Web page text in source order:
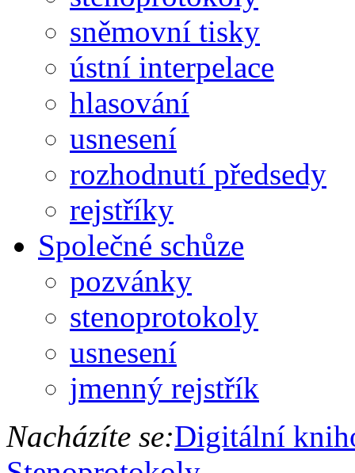
sněmovní tisky
ústní interpelace
hlasování
usnesení
rozhodnutí předsedy
rejstříky
Společné schůze
pozvánky
stenoprotokoly
usnesení
jmenný rejstřík
Nacházíte se:Digitální